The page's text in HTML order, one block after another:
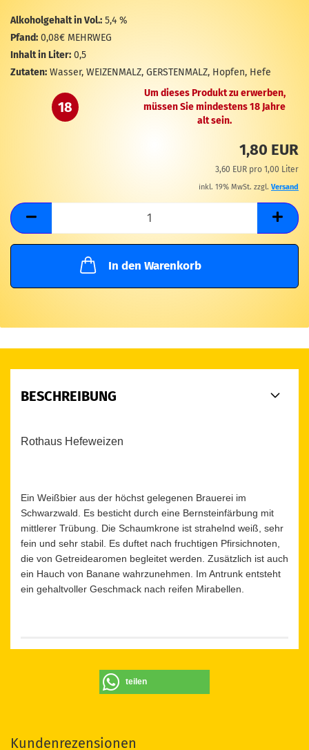
Alkoholgehalt in Vol.: 5,4 %
Pfand: 0,08€ MEHRWEG
Inhalt in Liter: 0,5
Zutaten: Wasser, WEIZENMALZ, GERSTENMALZ, Hopfen, Hefe
18
Um dieses Produkt zu erwerben,
müssen Sie mindestens 18 Jahre
alt sein.
1,80 EUR
3,60 EUR pro 1,00 Liter
inkl. 19% MwSt. zzgl. Versand
In den Warenkorb
BESCHREIBUNG
Rothaus Hefeweizen
Ein Weißbier aus der höchst gelegenen Brauerei im
Schwarzwald. Es besticht durch eine Bernsteinfärbung mit
mittlerer Trübung. Die Schaumkrone ist strahelnd weiß, sehr
fein und sehr stabil. Es duftet nach fruchtigen Pfirsichnoten,
die von Getreidearomen begleitet werden. Zusätzlich ist auch
ein Hauch von Banane wahrzunehmen. Im Antrunk entsteht
ein gehaltvoller Geschmack nach reifen Mirabellen.
teilen
Kundenrezensionen